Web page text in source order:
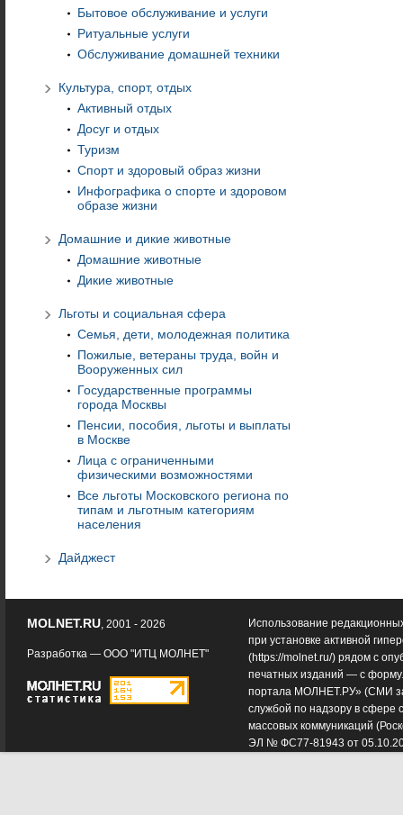
Бытовое обслуживание и услуги
Ритуальные услуги
Обслуживание домашней техники
Культура, спорт, отдых
Активный отдых
Досуг и отдых
Туризм
Спорт и здоровый образ жизни
Инфографика о спорте и здоровом
образе жизни
Домашние и дикие животные
Домашние животные
Дикие животные
Льготы и социальная сфера
Семья, дети, молодежная политика
Пожилые, ветераны труда, войн и
Вооруженных сил
Государственные программы
города Москвы
Пенсии, пособия, льготы и выплаты
в Москве
Лица с ограниченными
физическими возможностями
Все льготы Московского региона по
типам и льготным категориям
населения
Дайджест
Использование
при установке активной
(https://molnet.ru/) рядом с
печатных изданий — с
портала МОЛНЕТ.РУ» (СМИ
службой по надзору в сфере
массовых коммуникаций
ЭЛ № ФС77-81943 от
MOLNET.RU , 2001 - 2026
Разработка — ООО "ИТЦ МОЛНЕТ"